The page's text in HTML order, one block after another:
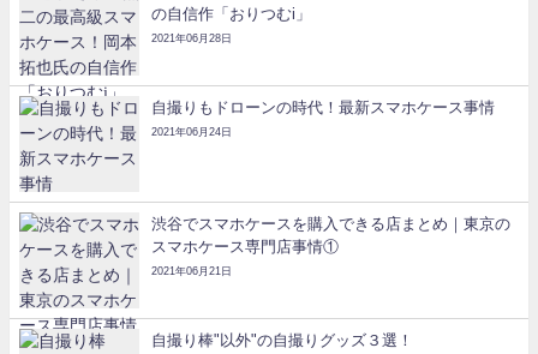
の自信作「おりつむi」
2021年06月28日
自撮りもドローンの時代！最新スマホケース事情
2021年06月24日
渋谷でスマホケースを購入できる店まとめ｜東京の
スマホケース専門店事情①
2021年06月21日
自撮り棒"以外"の自撮りグッズ３選！